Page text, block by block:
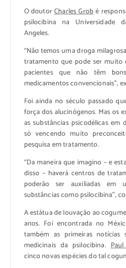
O doutorCharles Grobé
psilocibina na Universidade
Angeles.
“Não temos uma droga
tratamento que pode ser muito
pacientes que não têm
medicamentos convencionais”,
Foi ainda no século passado
força dos alucinógenos. Mas os
as substâncias psicodélicas em
só vencendo muito
pesquisa em tratamento.
“Da maneira que imagino – e
disso – haverá centros de
poderão ser auxiliadas em
substâncias como psilocibina”,
A estátua de louvação ao
anos. Foi encontrada no
também as primeiras notícias
medicinais da psilocibina.
cinco novas espécies do tal